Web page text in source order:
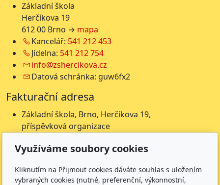
Základní škola
Herčíkova 19
612 00 Brno → mapa
Kancelář: 541 212 453
Jídelna: 541 212 754
info@zshercikova.cz
Datová schránka: guw6fx2
Fakturační adresa
Základní škola, Brno, Herčíkova 19,
příspěvková organizace
612 00 Brno
Nejsme plátci DPH
Využíváme soubory cookies
Kliknutím na Přijmout cookies dáváte souhlas s uložením
vybraných cookies (nutné, preferenční, výkonnostní,